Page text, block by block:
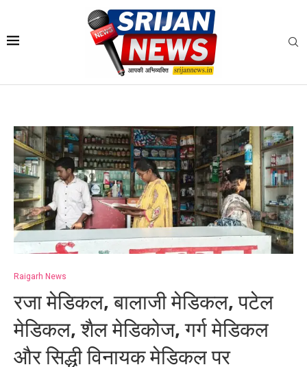
Raigarh News
रजा मेडिकल, बालाजी मेडिकल, पटेल
मेडिकल, शैल मेडिकोज, गर्ग मेडिकल
और सिद्धी विनायक मेडिकल पर